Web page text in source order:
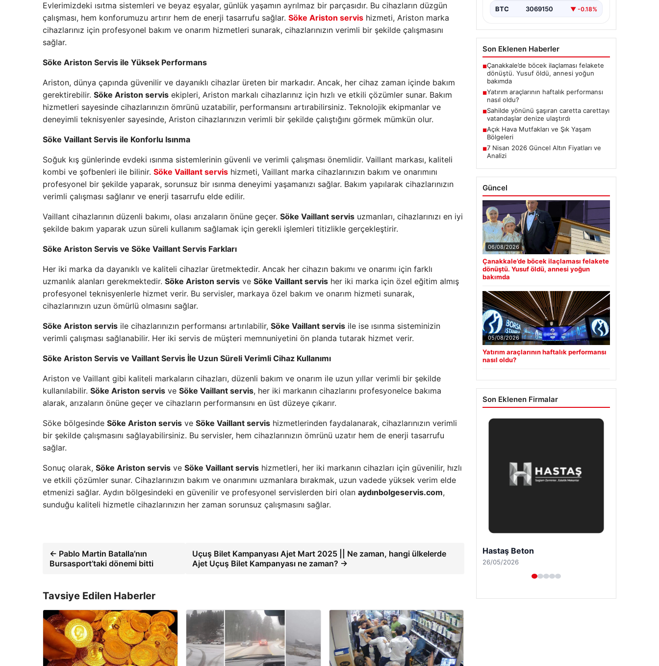
Evlerimizdeki ısıtma sistemleri ve beyaz eşyalar, günlük yaşamın ayrılmaz bir parçasıdır. Bu cihazların düzgün
çalışması, hem konforumuzu artırır hem de enerji tasarrufu sağlar. Söke Ariston servis hizmeti, Ariston marka
cihazlarınız için profesyonel bakım ve onarım hizmetleri sunarak, cihazlarınızın verimli bir şekilde çalışmasını
sağlar.
Söke Ariston Servis ile Yüksek Performans
Ariston, dünya çapında güvenilir ve dayanıklı cihazlar üreten bir markadır. Ancak, her cihaz zaman içinde bakım
gerektirebilir. Söke Ariston servis ekipleri, Ariston markalı cihazlarınız için hızlı ve etkili çözümler sunar. Bakım
hizmetleri sayesinde cihazlarınızın ömrünü uzatabilir, performansını artırabilirsiniz. Teknolojik ekipmanlar ve
deneyimli teknisyenler sayesinde, Ariston cihazlarınızın verimli bir şekilde çalıştığını görmek mümkün olur.
Söke Vaillant Servis ile Konforlu Isınma
Soğuk kış günlerinde evdeki ısınma sistemlerinin güvenli ve verimli çalışması önemlidir. Vaillant markası, kaliteli
kombi ve şofbenleri ile bilinir. Söke Vaillant servis hizmeti, Vaillant marka cihazlarınızın bakım ve onarımını
profesyonel bir şekilde yaparak, sorunsuz bir ısınma deneyimi yaşamanızı sağlar. Bakım yapılarak cihazlarınızın
verimli çalışması sağlanır ve enerji tasarrufu elde edilir.
Vaillant cihazlarının düzenli bakımı, olası arızaların önüne geçer. Söke Vaillant servis uzmanları, cihazlarınızı en iyi
şekilde bakım yaparak uzun süreli kullanım sağlamak için gerekli işlemleri titizlikle gerçekleştirir.
Söke Ariston Servis ve Söke Vaillant Servis Farkları
Her iki marka da dayanıklı ve kaliteli cihazlar üretmektedir. Ancak her cihazın bakımı ve onarımı için farklı
uzmanlık alanları gerekmektedir. Söke Ariston servis ve Söke Vaillant servis her iki marka için özel eğitim almış
profesyonel teknisyenlerle hizmet verir. Bu servisler, markaya özel bakım ve onarım hizmeti sunarak,
cihazlarınızın uzun ömürlü olmasını sağlar.
Söke Ariston servis ile cihazlarınızın performansı artırılabilir, Söke Vaillant servis ile ise ısınma sisteminizin
verimli çalışması sağlanabilir. Her iki servis de müşteri memnuniyetini ön planda tutarak hizmet verir.
Söke Ariston Servis ve Vaillant Servis İle Uzun Süreli Verimli Cihaz Kullanımı
Ariston ve Vaillant gibi kaliteli markaların cihazları, düzenli bakım ve onarım ile uzun yıllar verimli bir şekilde
kullanılabilir. Söke Ariston servis ve Söke Vaillant servis, her iki markanın cihazlarını profesyonelce bakıma
alarak, arızaların önüne geçer ve cihazların performansını en üst düzeye çıkarır.
Söke bölgesinde Söke Ariston servis ve Söke Vaillant servis hizmetlerinden faydalanarak, cihazlarınızın verimli
bir şekilde çalışmasını sağlayabilirsiniz. Bu servisler, hem cihazlarınızın ömrünü uzatır hem de enerji tasarrufu
sağlar.
Sonuç olarak, Söke Ariston servis ve Söke Vaillant servis hizmetleri, her iki markanın cihazları için güvenilir, hızlı
ve etkili çözümler sunar. Cihazlarınızın bakım ve onarımını uzmanlara bırakmak, uzun vadede yüksek verim elde
etmenizi sağlar. Aydın bölgesindeki en güvenilir ve profesyonel servislerden biri olan aydınbolgeservis.com,
sunduğu kaliteli hizmetle cihazlarınızın her zaman sorunsuz çalışmasını sağlar.
← Pablo Martin Batalla’nın
Bursasport’taki dönemi bitti
Uçuş Bilet Kampanyası Ajet Mart 2025 || Ne zaman, hangi ülkelerde
Ajet Uçuş Bilet Kampanyası ne zaman? →
Tavsiye Edilen Haberler
BTC 3069150 ▼ -0.18%
Son Eklenen Haberler
■Çanakkale’de böcek ilaçlaması felakete
dönüştü. Yusuf öldü, annesi yoğun
bakımda
■Yatırım araçlarının haftalık performansı
nasıl oldu?
■Sahilde yönünü şaşıran caretta carettayı
vatandaşlar denize ulaştırdı
■Açık Hava Mutfakları ve Şık Yaşam
Bölgeleri
■7 Nisan 2026 Güncel Altın Fiyatları ve
Analizi
Güncel
06/08/2026
Çanakkale’de böcek ilaçlaması felakete
dönüştü. Yusuf öldü, annesi yoğun
bakımda
05/08/2026
Yatırım araçlarının haftalık performansı
nasıl oldu?
Son Eklenen Firmalar
Prenses Night Club
29/04/2026